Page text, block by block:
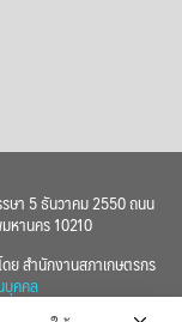
ษา 5 ธันวาคม 2550 ถนน
หานคร 10210
สำนักงานสภาเกษตรกร
คคล